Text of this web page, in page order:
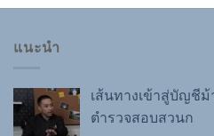
แนะนำ
เส้นทางเข้าสู่บัญชีม้
ตำรวจสอบสวนก